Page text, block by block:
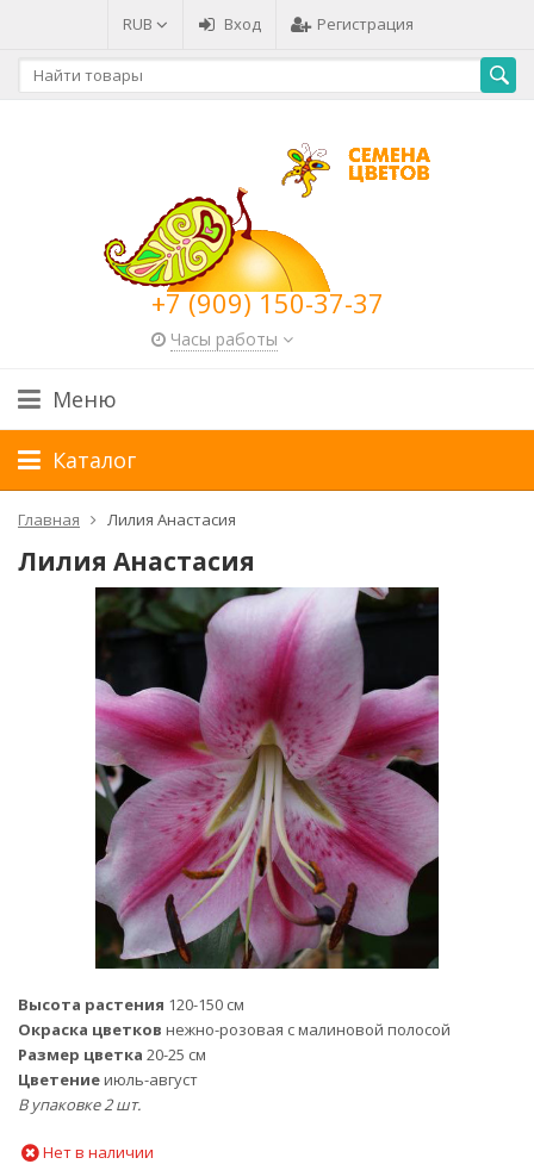
RUB Вход Регистрация
+7 (909) 150-37-37
Часы работы
Меню
Каталог
Главная Лилия Анастасия
Лилия Анастасия
Высота растения 120-150 см
Окраска цветков нежно-розовая с малиновой полосой
Размер цветка 20-25 см
Цветениеиюль-август
В упаковке 2 шт.
Нет в наличии